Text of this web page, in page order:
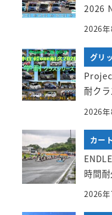
2026
2026
グリ
耐ク
2026
カー
時間
2026